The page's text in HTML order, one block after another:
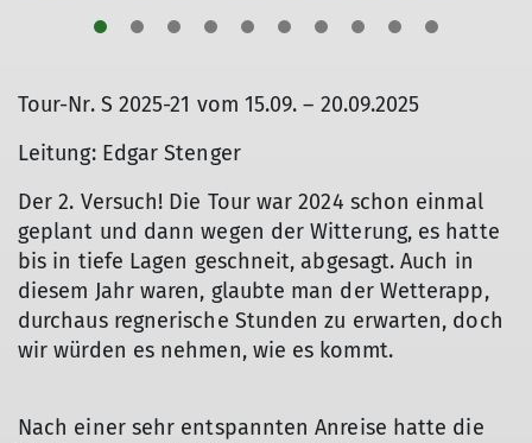
Tour-Nr. S 2025-21 vom 15.09. – 20.09.2025
Leitung: Edgar Stenger
Der 2. Versuch! Die Tour war 2024 schon einmal
geplant und dann wegen der Witterung, es hatte
bis in tiefe Lagen geschneit, abgesagt. Auch in
diesem Jahr waren, glaubte man der Wetterapp,
durchaus regnerische Stunden zu erwarten, doch
wir würden es nehmen, wie es kommt.
Nach einer sehr entspannten Anreise hatte die